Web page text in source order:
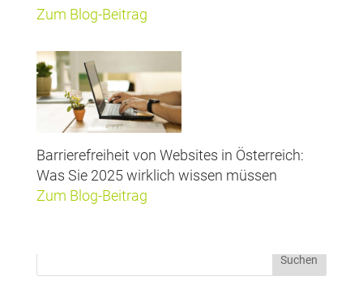
Zum Blog-Beitrag
Barrierefreiheit von Websites in Österreich:
Was Sie 2025 wirklich wissen müssen
Zum Blog-Beitrag